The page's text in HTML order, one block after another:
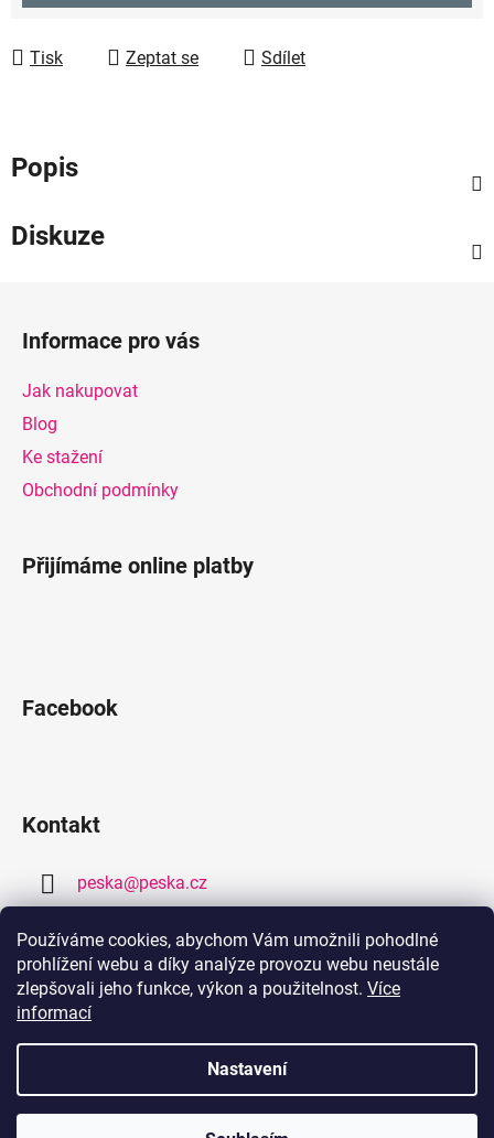
Používáme cookies, abychom Vám umožnili pohodlné
prohlížení webu a díky analýze provozu webu neustále
zlepšovali jeho funkce, výkon a použitelnost. Více
informací
Nastavení
Tisk Zeptat se Sdílet
Popis
Diskuze
Informace pro vás
Jak nakupovat
Blog
Ke stažení
Obchodní podmínky
Přijímáme online platby
Facebook
Kontakt
peska@peska.cz
377 259 632
778 459 632